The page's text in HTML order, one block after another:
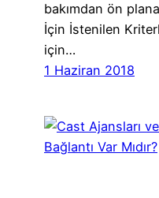
bakımdan ön
İçin İstenilen
için…
1 Haziran 2018